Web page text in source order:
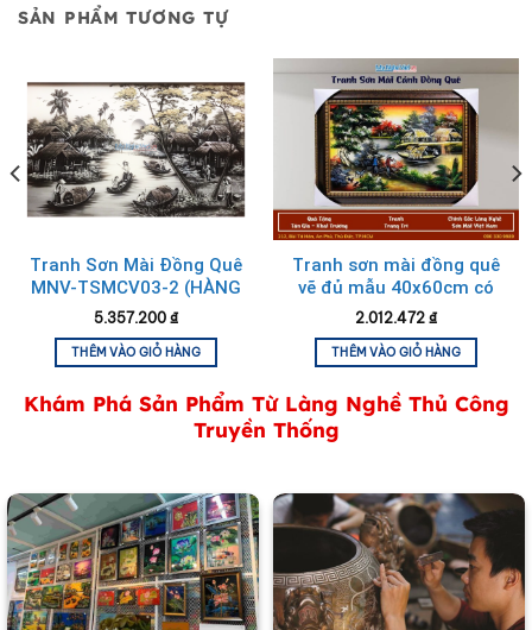
Hộp trang sức sơn mài đồng quê đen trắng
SẢN PHẨM TƯƠNG TỰ
Tranh Sơn Mài Đồng Quê
MNV-TSMCV03-2 (HÀNG
ĐẶT)
5.357.200 ₫
THÊM VÀO GIỎ HÀNG
Tranh sơn mài đồng quê
vẽ đủ mẫu 40x60cm có
khung 50x70cm
TSMTBL46K-1
2.012.472 ₫
THÊM VÀO GIỎ HÀNG
Khám Phá Sản Phẩm Từ Làng Nghề Thủ Công
Truyền Thống